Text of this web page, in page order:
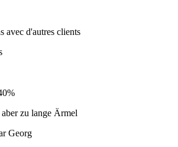
avec d'autres clients
zu lange Ärmel
Georg